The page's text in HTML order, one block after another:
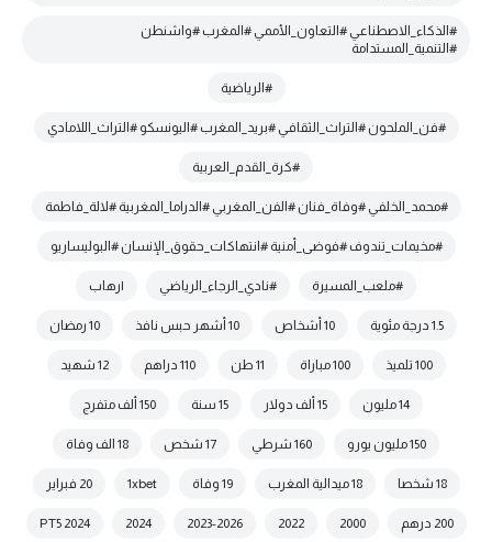
#الذكاء_الاصطناعي #التعاون_الأممي #المغرب #واشنطن
#التنمية_المستدامة
#الرياضية
#فن_الملحون #التراث_الثقافي #بريد_المغرب #اليونسكو #التراث_اللامادي
#كرة_القدم_العربية
#محمد_الخلفي #وفاة_فنان #الفن_المغربي #الدراما_المغربية #لالة_فاطمة
#مخيمات_تندوف #فوضى_أمنية #انتهاكات_حقوق_الإنسان #البوليساريو
#ملعب_المسيرة #نادي_الرجاء_الرياضي |رهاب
1.5 درجة مئوية 10 أشخاص 10 أشهر حبس نافذ 10 رمضان
100 تلميذ 100 مباراة 11 طن 110 دراهم 12 شهيد
14 مليون 15 ألف دولار 15 سنة 150 ألف متفرج
150 مليون يورو 160 شرطي 17 شخص 18 الف وفاة
18 شخصا 18 ميدالية المغرب 19 وفاة 1xbet 20 فبراير
200 درهم 2000
2022
2023-2026
2024
2024 PT5